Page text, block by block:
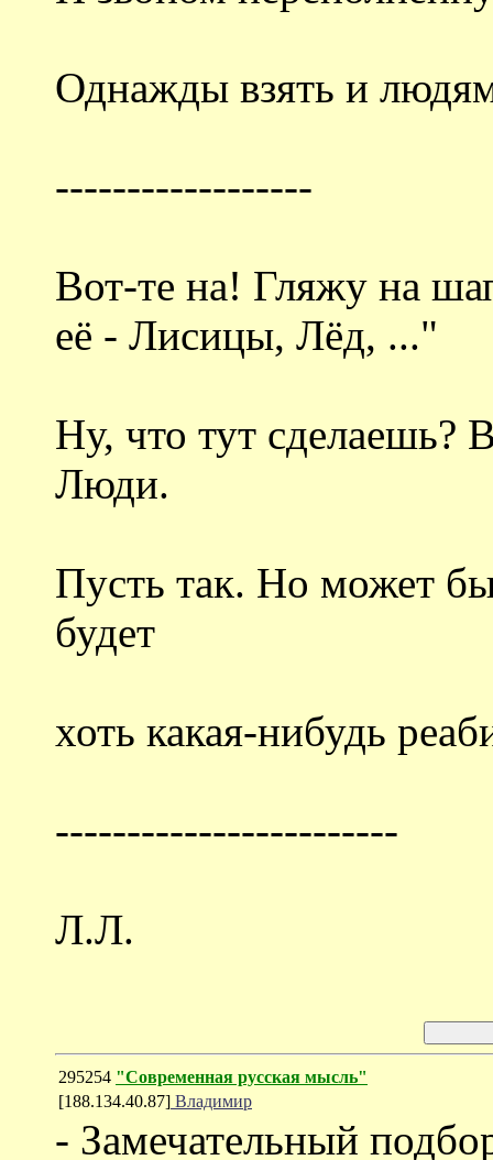
Однажды взять и
------------------
Вот-те на! Гляжу на
её - Лисицы, Лёд, ..."
Ну, что тут
Люди.
Пусть так. Но может
будет
хоть какая-нибудь
------------------------
Л.Л.
295254 "Cовременная русская мысль"
[188.134.40.87] Владимир
- Замечательный